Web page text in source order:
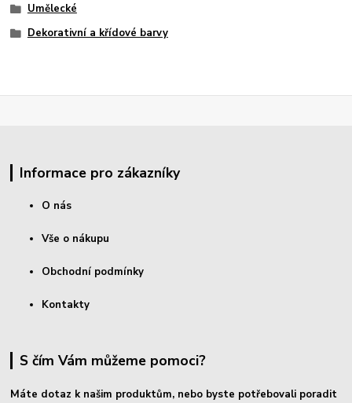
Umělecké
Dekorativní a křídové barvy
Informace pro zákazníky
O nás
Vše o nákupu
Obchodní podmínky
Kontakty
S čím Vám můžeme pomoci?
Máte dotaz k našim produktům, nebo byste potřebovali poradit